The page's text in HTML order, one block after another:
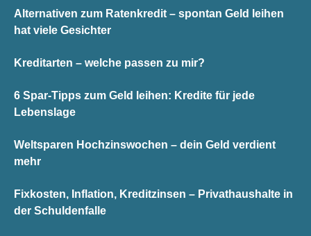
Alternativen zum Ratenkredit – spontan Geld leihen
hat viele Gesichter
Kreditarten – welche passen zu mir?
6 Spar-Tipps zum Geld leihen: Kredite für jede
Lebenslage
Weltsparen Hochzinswochen – dein Geld verdient
mehr
Fixkosten, Inflation, Kreditzinsen – Privathaushalte in
der Schuldenfalle